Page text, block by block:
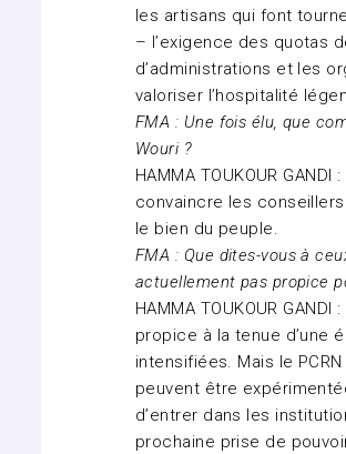
les artisans qui font
– l’exigence des quotas
d’administrations et les
valoriser l’hospitalité
FMA : Une fois élu, que
Wouri ?
HAMMA TOUKOUR
convaincre les
le bien du peuple.
FMA : Que dites-vous à
actuellement pas propice
HAMMA TOUKOUR
propice à la tenue d’une
intensifiées. Mais le
peuvent être
d’entrer dans les
prochaine prise de